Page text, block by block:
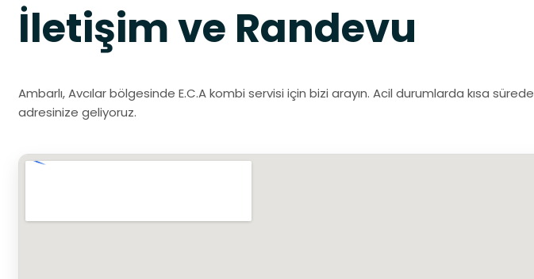
İletişim ve Randevu
Ambarlı, Avcılar bölgesinde E.C.A kombi servisi için bizi arayın. Acil durumlarda kısa sürede
adresinize geliyoruz.